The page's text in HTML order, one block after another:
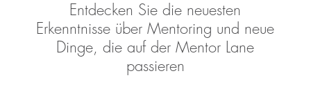
Entdecken Sie die neuesten
Erkenntnisse über Mentoring und neue
Dinge, die auf der Mentor Lane
passieren